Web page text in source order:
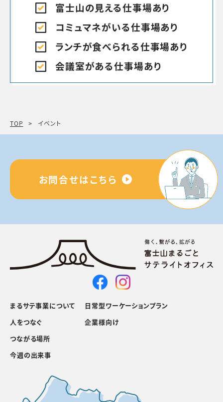
富士山の見える仕事場あり
コミュマネがいる仕事場あり
ランチが食べられる仕事場あり
会議室がある仕事場あり
TOP イベント
お問合せはこちら
まるサテ事業について
人をつなぐ
つながる場所
日常型ワーケーションプラン
企業様向け
今週の出来事